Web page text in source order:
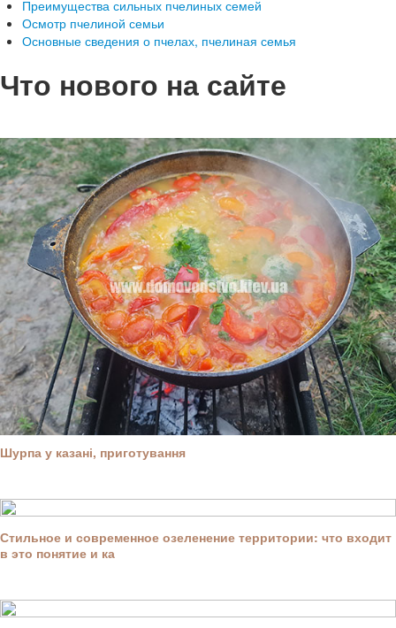
Преимущества сильных пчелиных семей
Осмотр пчелиной семьи
Основные сведения о пчелах, пчелиная семья
Что нового на сайте
Шурпа у казані, приготування
Стильное и современное озеленение территории: что входит
в это понятие и ка